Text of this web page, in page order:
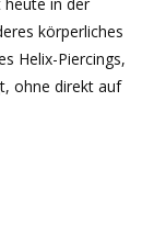
körperliches
Helix-Piercings,
ohne direkt auf